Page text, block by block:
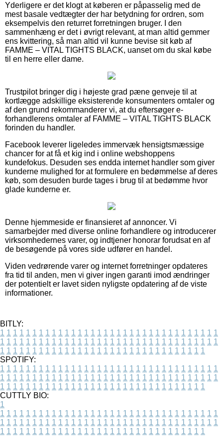
Yderligere er det klogt at køberen er påpasselig med de
mest basale vedtægter der har betydning for ordren, som
eksempelvis den returret forretningen bruger. I den
sammenhæng er det i øvrigt relevant, at man altid gemmer
ens kvittering, så man altid vil kunne bevise sit køb af
FAMME – VITAL TIGHTS BLACK, uanset om du skal købe
til en herre eller dame.
Trustpilot bringer dig i højeste grad pæne genveje til at
kortlægge adskillige eksisterende konsumenters omtaler og
af den grund rekommanderer vi, at du eftersøger e-
forhandlerens omtaler af FAMME – VITAL TIGHTS BLACK
forinden du handler.
Facebook leverer ligeledes immervæk hensigtsmæssige
chancer for at få et kig ind i online webshoppens
kundefokus. Desuden ses endda internet handler som giver
kunderne mulighed for at formulere en bedømmelse af deres
køb, som desuden burde tages i brug til at bedømme hvor
glade kunderne er.
Denne hjemmeside er finansieret af annoncer. Vi
samarbejder med diverse online forhandlere og introducerer
virksomhedernes varer, og indtjener honorar forudsat en af
de besøgende på vores side udfører en handel.
Viden vedrørende varer og internet forretninger opdateres
fra tid til anden, men vi giver ingen garanti imod ændringer
der potentielt er lavet siden nyligste opdatering af de viste
informationer.
BITLY:
1 1 1 1 1 1 1 1 1 1 1 1 1 1 1 1 1 1 1 1 1 1 1 1 1 1 1 1 1 1 1 1 1 1
1 1 1 1 1 1 1 1 1 1 1 1 1 1 1 1 1 1 1 1 1 1 1 1 1 1 1 1 1 1 1 1 1 1
1 1 1 1 1 1 1 1 1 1 1 1 1 1 1 1 1 1 1 1 1 1 1 1 1 1 1 1 1 1 1 1
SPOTIFY:
1 1 1 1 1 1 1 1 1 1 1 1 1 1 1 1 1 1 1 1 1 1 1 1 1 1 1 1 1 1 1 1 1 1
1 1 1 1 1 1 1 1 1 1 1 1 1 1 1 1 1 1 1 1 1 1 1 1 1 1 1 1 1 1 1 1 1 1
1 1 1 1 1 1 1 1 1 1 1 1 1 1 1 1 1 1 1 1 1 1 1 1 1 1 1 1 1 1 1 1
CUTTLY BIO:
1
1 1 1 1 1 1 1 1 1 1 1 1 1 1 1 1 1 1 1 1 1 1 1 1 1 1 1 1 1 1 1 1 1 1
1 1 1 1 1 1 1 1 1 1 1 1 1 1 1 1 1 1 1 1 1 1 1 1 1 1 1 1 1 1 1 1 1 1
1 1 1 1 1 1 1 1 1 1 1 1 1 1 1 1 1 1 1 1 1 1 1 1 1 1 1 1 1 1 1 1